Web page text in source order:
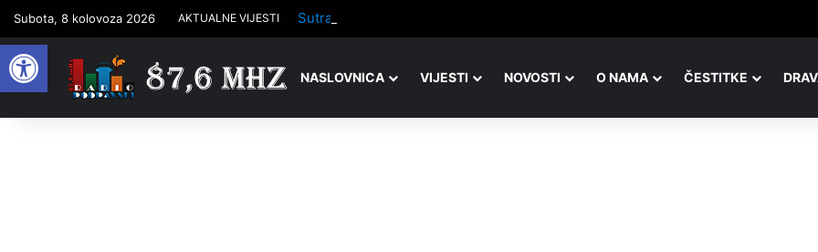
Open toolbar
Subota, 8 kolovoza 2026 AKTUALNE VIJESTI Sutra počinje tradicionalni malonogometni kvartovski turnir u Đurđevcu
NASLOVNICA VIJESTI NOVOSTI O NAMA ČESTITKE